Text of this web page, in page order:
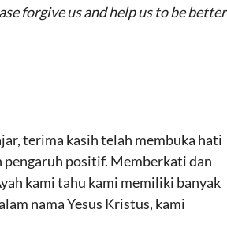
forgive us and help us to be better
terima kasih telah membuka hati
pengaruh positif. Memberkati dan
kami tahu kami memiliki banyak
nama Yesus Kristus, kami